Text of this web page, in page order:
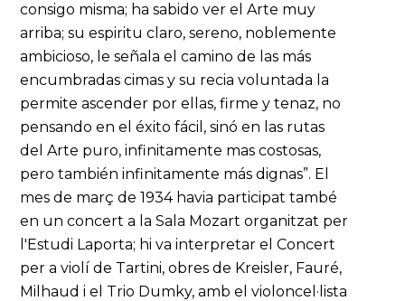
consigo misma; ha sabido ver el Arte muy
arriba; su espiritu claro, sereno, noblemente
ambicioso, le señala el camino de las más
encumbradas cimas y su recia voluntada la
permite ascender por ellas, firme y tenaz, no
pensando en el éxito fácil, sinó en las rutas
del Arte puro, infinitamente mas costosas,
pero también infinitamente más dignas”. El
mes de març de 1934 havia participat també
en un concert a la Sala Mozart organitzat per
l'Estudi Laporta; hi va interpretar el Concert
per a violí de Tartini, obres de Kreisler, Fauré,
Milhaud i el Trio Dumky, amb el violoncel·lista